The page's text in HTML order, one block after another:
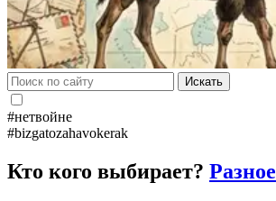
Искать
#нетвойне
#bizgatozahavokerak
Кто кого выбирает? Разное